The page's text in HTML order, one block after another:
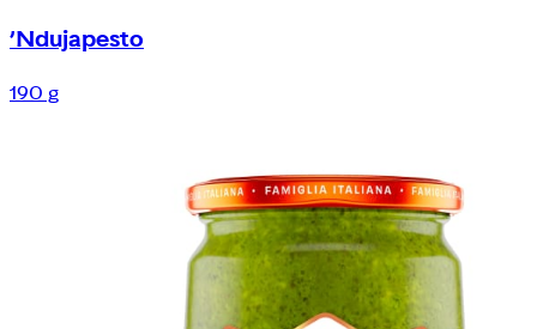
’Ndujapesto
190 g